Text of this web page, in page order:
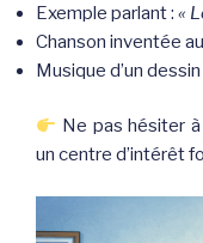
Exemple parlant : «
Chanson inventée
Musique d’un
Ne pas hésiter
un centre d’intérêt